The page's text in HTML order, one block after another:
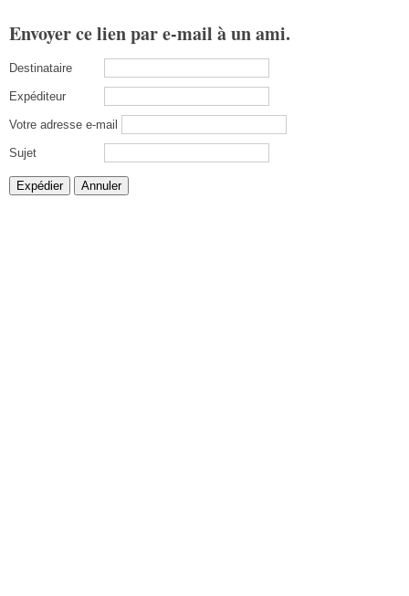
Envoyer ce lien par e-mail à un ami.
Destinataire
Expéditeur
Votre adresse e-mail
Sujet
Expédier Annuler